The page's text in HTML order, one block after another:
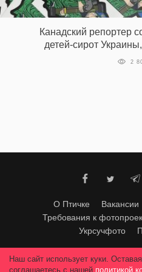
Канадский репортер
детей-сирот
2
О Птичке Вакансии
Требования к
Укрсучфото
Любое использование материалов
редакции.©
Наш сайт использует куки.
соглашаетесь с нашей политикой